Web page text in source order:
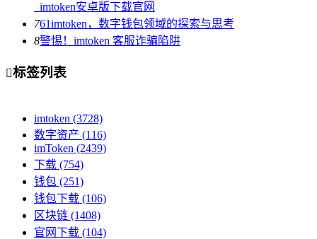
_imtoken安卓版下载官网
761imtoken，数字钱包领域的探索与思考
8警惕！imtoken 客服诈骗陷阱
标签列表
imtoken (3728)
数字资产 (116)
imToken (2439)
下载 (754)
钱包 (251)
钱包下载 (106)
区块链 (1408)
官网下载 (104)